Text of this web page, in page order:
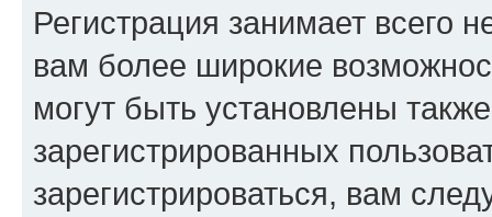
Регистрация занимает всего
вам более широкие
могут быть установлены
зарегистрированных
зарегистрироваться, вам